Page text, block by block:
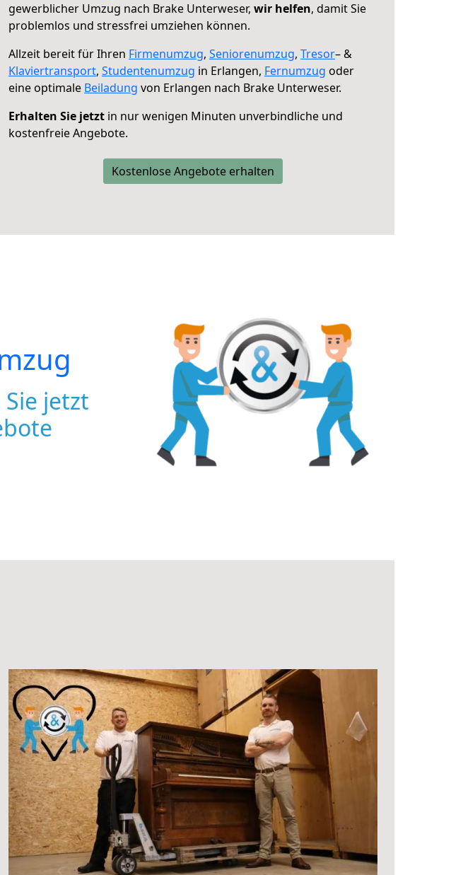
gewerblicher Umzug nach Brake Unterweser, wir helfen, damit Sie
problemlos und stressfrei umziehen können.
Allzeit bereit für Ihren Firmenumzug, Seniorenumzug, Tresor– &
Klaviertransport, Studentenumzug in Erlangen, Fernumzug oder
eine optimale Beiladung von Erlangen nach Brake Unterweser.
Erhalten Sie jetzt in nur wenigen Minuten unverbindliche und
kostenfreie Angebote.
Kostenlose Angebote erhalten
jetzt